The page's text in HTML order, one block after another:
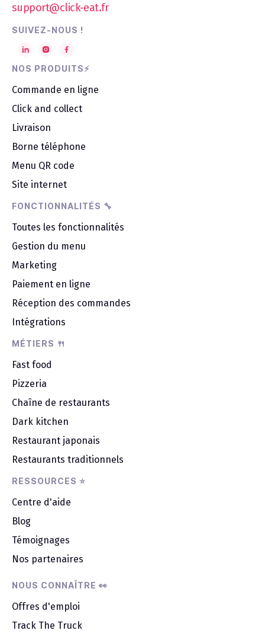
support@click-eat.fr
SUIVEZ-NOUS !
NOS PRODUITS⚡
Commande en ligne
Click and collect
Livraison
Borne téléphone
Menu QR code
Site internet
FONCTIONNALITÉS 🔧
Toutes les fonctionnalités
Gestion du menu
Marketing
Paiement en ligne
Réception des commandes
Intégrations
MÉTIERS 🍴
Fast food
Pizzeria
Chaîne de restaurants
Dark kitchen
Restaurant japonais
Restaurants traditionnels
RESSOURCES ⭐
Centre d'aide
Blog
Témoignages
Nos partenaires
NOUS CONNAÎTRE 👀
Offres d'emploi
Track The Truck